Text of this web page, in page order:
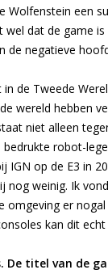
Wolfenstein een
wel dat de game
de negatieve
de Tweede
wereld hebben
niet alleen
robot-
IGN op de E3 in
nog weinig. Ik
omgeving er
kan dit
De titel van de